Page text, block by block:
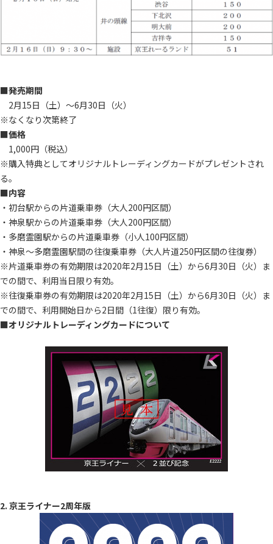
■発売期間
2月15日（土）～6月30日（火）
※なくなり次第終了
■価格
1,000円（税込）
※購入特典としてオリジナルトレーディングカードがプレゼントされ
る。
■内容
・初台駅からの片道乗車券（大人200円区間）
・神泉駅からの片道乗車券（大人200円区間）
・多磨霊園駅からの片道乗車券（小人100円区間）
・神泉～多磨霊園駅間の往復乗車券（大人片道250円区間の往復券）
※片道乗車券の有効期限は2020年2月15日（土）から6月30日（火）ま
での間で、利用当日限り有効。
※往復乗車券の有効期限は2020年2月15日（土）から6月30日（火）ま
での間で、利用開始日から2日間（1往復）限り有効。
■オリジナルトレーディングカードについて
2. 京王ライナー2周年版